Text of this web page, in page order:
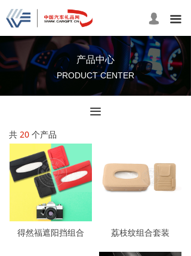
끀
넙
끀
产品中心
PRODUCT CENTER
共 20 个产品
得然福遮阳挡组合 荔枝纹组合套装